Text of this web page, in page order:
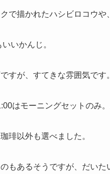
で描かれたハシビロコウや
いかんじ。
すが、すてきな雰囲気です。
はモーニングセットのみ
琲以外も選べました。
もあるそうですが、だいた